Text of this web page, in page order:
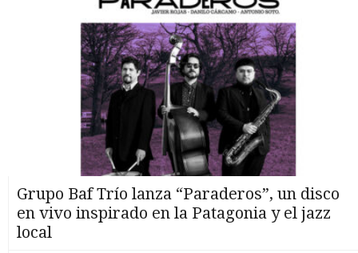
Grupo Baf Trío lanza “Paraderos”, un disco
en vivo inspirado en la Patagonia y el jazz
local